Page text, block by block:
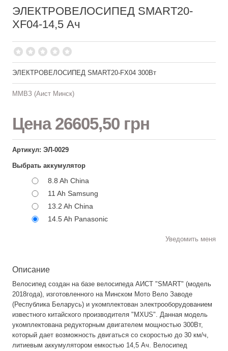
ЭЛЕКТРОВЕЛОСИПЕД SMART20-
XF04-14,5 Ач
ЭЛЕКТРОВЕЛОСИПЕД SMART20-FX04 300Вт
ММВЗ (Аист Минск)
Цена26605,50 грн
Артикул: ЭЛ-0029
Выбрать аккумулятор
8.8 Ah China
11 Ah Samsung
13.2 Ah China
14.5 Ah Panasonic
Уведомить меня
Описание
Велосипед создан на базе велосипеда АИСТ "SMART" (модель
2018года), изготовленного на Минском Мото Вело Заводе
(Республика Беларусь) и укомплектован электрооборудованием
известного китайского производителя "MXUS". Данная модель
укомплектована редукторным двигателем мощностью 300Вт,
который дает возможность двигаться со скоростью до 30 км/ч,
литиевым аккумулятором емкостью 14,5 Ач. Велосипед